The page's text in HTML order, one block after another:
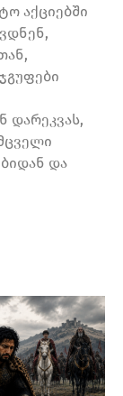
აქციებში
დარეკვას,
და